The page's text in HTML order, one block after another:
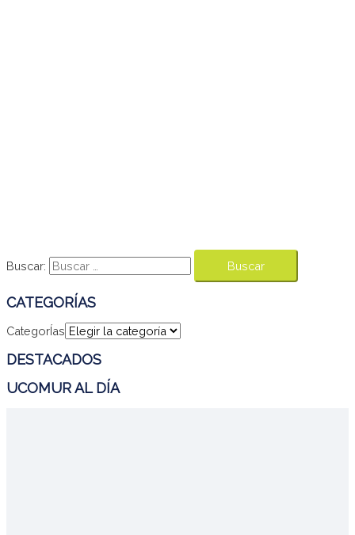
Buscar:
CATEGORÍAS
CategorÍas
DESTACADOS
UCOMUR AL DÍA